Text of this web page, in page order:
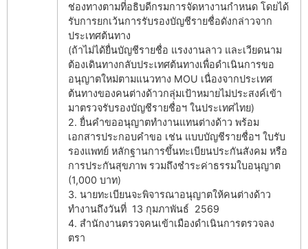
ช่องทางตามที่อธิบดีกรมการจัดหางานกำหนด โดยได้
รับการยกเว้นการรับรองบัญชีรายชื่อดังกล่าวจาก
ประเทศต้นทาง
(ถ้าไม่ได้ยื่นบัญชีรายชื่อ แรงงานลาว และเวียดนาม
ต้องเดินทางกลับประเทศต้นทางเพื่อดำเนินการขอ
อนุญาตใหม่ตามแนวทาง MOU เนื่องจากประเทศ
ต้นทางของคนต่างด้าวกลุ่มเป้าหมายไม่ประสงค์เข้า
มาตรวจรับรองบัญชีรายชื่อฯ ในประเทศไทย)
2. ยื่นคำขออนุญาตทำงานแทนต่างด้าว พร้อม
เอกสารประกอบคำขอ เช่น แบบบัญชีรายชื่อฯ ใบรับ
รองแพทย์ หลักฐานการขึ้นทะเบียนประกันสังคม หรือ
การประกันสุขภาพ รวมถึงชำระค่าธรรมใบอนุญาต
(1,000 บาท)
3. นายทะเบียนจะพิจารณาอนุญาตให้คนต่างด้าว
ทำงานถึงวันที่ 13 กุมภาพันธ์ 2569
4. สำนักงานตรวจคนเข้าเมืองดำเนินการตรวจลง
ตรา